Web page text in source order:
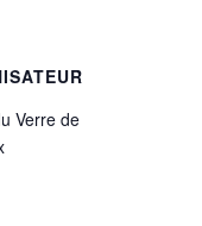
Verre de